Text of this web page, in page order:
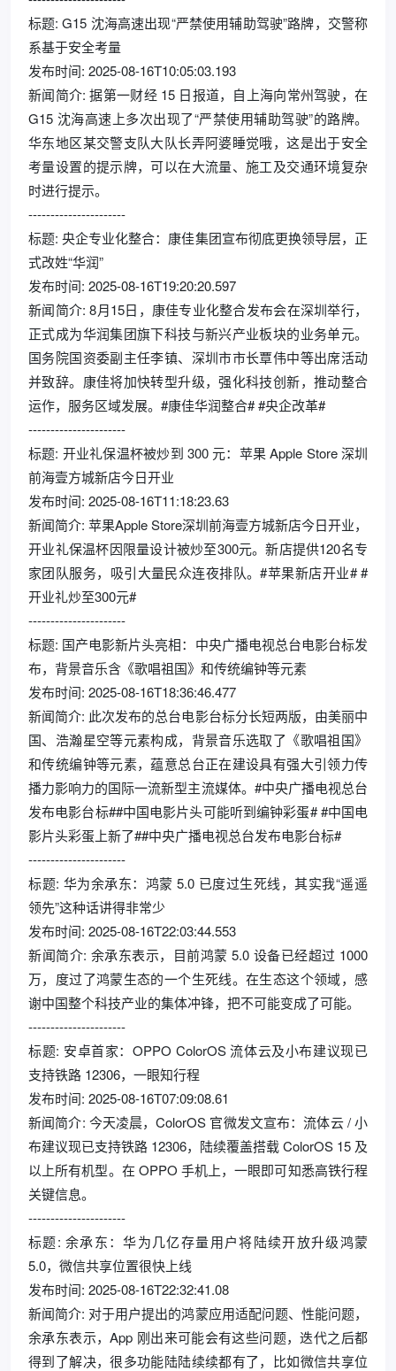
标题: G15 沈海高速出现“严禁使用辅助驾驶”路牌，交警称
系基于安全考量
发布时间: 2025-08-16T10:05:03.193
新闻简介: 据第一财经 15 日报道，自上海向常州驾驶，在
G15 沈海高速上多次出现了“严禁使用辅助驾驶”的路牌。
华东地区某交警支队大队长弄阿婆睡觉哦，这是出于安全
考量设置的提示牌，可以在大流量、施工及交通环境复杂
时进行提示。
----------------------
标题: 央企专业化整合：康佳集团宣布彻底更换领导层，正
式改姓“华润”
发布时间: 2025-08-16T19:20:20.597
新闻简介: 8月15日，康佳专业化整合发布会在深圳举行，
正式成为华润集团旗下科技与新兴产业板块的业务单元。
国务院国资委副主任李镇、深圳市市长覃伟中等出席活动
并致辞。康佳将加快转型升级，强化科技创新，推动整合
运作，服务区域发展。#康佳华润整合# #央企改革#
----------------------
标题: 开业礼保温杯被炒到 300 元：苹果 Apple Store 深圳
前海壹方城新店今日开业
发布时间: 2025-08-16T11:18:23.63
新闻简介: 苹果Apple Store深圳前海壹方城新店今日开业，
开业礼保温杯因限量设计被炒至300元。新店提供120名专
家团队服务，吸引大量民众连夜排队。#苹果新店开业# #
开业礼炒至300元#
----------------------
标题: 国产电影新片头亮相：中央广播电视总台电影台标发
布，背景音乐含《歌唱祖国》和传统编钟等元素
发布时间: 2025-08-16T18:36:46.477
新闻简介: 此次发布的总台电影台标分长短两版，由美丽中
国、浩瀚星空等元素构成，背景音乐选取了《歌唱祖国》
和传统编钟等元素，蕴意总台正在建设具有强大引领力传
播力影响力的国际一流新型主流媒体。#中央广播电视总台
发布电影台标##中国电影片头可能听到编钟彩蛋# #中国电
影片头彩蛋上新了##中央广播电视总台发布电影台标#
----------------------
标题: 华为余承东：鸿蒙 5.0 已度过生死线，其实我“遥遥
领先”这种话讲得非常少
发布时间: 2025-08-16T22:03:44.553
新闻简介: 余承东表示，目前鸿蒙 5.0 设备已经超过 1000
万，度过了鸿蒙生态的一个生死线。在生态这个领域，感
谢中国整个科技产业的集体冲锋，把不可能变成了可能。
----------------------
标题: 安卓首家：OPPO ColorOS 流体云及小布建议现已
支持铁路 12306，一眼知行程
发布时间: 2025-08-16T07:09:08.61
新闻简介: 今天凌晨，ColorOS 官微发文宣布：流体云 / 小
布建议现已支持铁路 12306，陆续覆盖搭载 ColorOS 15 及
以上所有机型。在 OPPO 手机上，一眼即可知悉高铁行程
关键信息。
----------------------
标题: 余承东：华为几亿存量用户将陆续开放升级鸿蒙
5.0，微信共享位置很快上线
发布时间: 2025-08-16T22:32:41.08
新闻简介: 对于用户提出的鸿蒙应用适配问题、性能问题，
余承东表示，App 刚出来可能会有这些问题，迭代之后都
得到了解决，很多功能陆陆续续都有了，比如微信共享位